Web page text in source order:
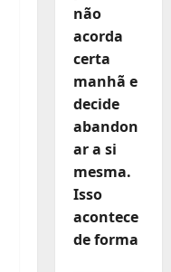
não
acorda
certa
manhã e
decide
abandon
ar a si
mesma.
Isso
acontece
de forma